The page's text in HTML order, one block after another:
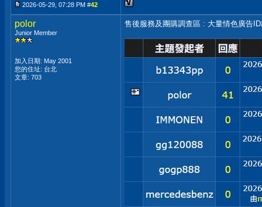
2026-05-29, 07:28 PM #42
polor
Junior Member
加入日期: May 2001
您的住址: 台北
文章: 703
售後服務及團購調查區 : 大量情色廣告